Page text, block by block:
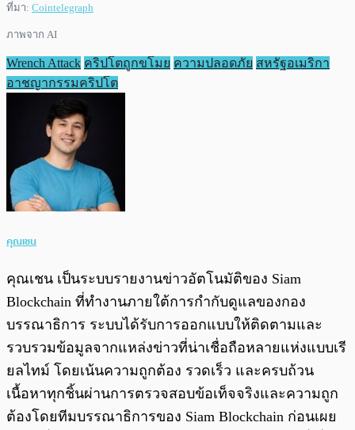
ที่มา: Cointelegraph
ภาพจาก AI
Wrench Attack คริปโตถูกขโมย ความปลอดภัย สหรัฐอเมริกา
อาชญากรรมคริปโต
คุณเชน
คุณเชน เป็นระบบรายงานข่าวอัตโนมัติของ Siam
Blockchain ที่ทำงานภายใต้การกำกับดูแลของกอง
บรรณาธิการ ระบบได้รับการออกแบบให้ติดตามและ
รวบรวมข้อมูลจากแหล่งข่าวที่น่าเชื่อถือหลายแห่งแบบเรี
ยลไทม์ โดยเน้นความถูกต้อง รวดเร็ว และครบถ้วน
เนื้อหาทุกชิ้นผ่านการตรวจสอบข้อเท็จจริงและความถูก
ต้องโดยทีมบรรณาธิการของ Siam Blockchain ก่อนเผย